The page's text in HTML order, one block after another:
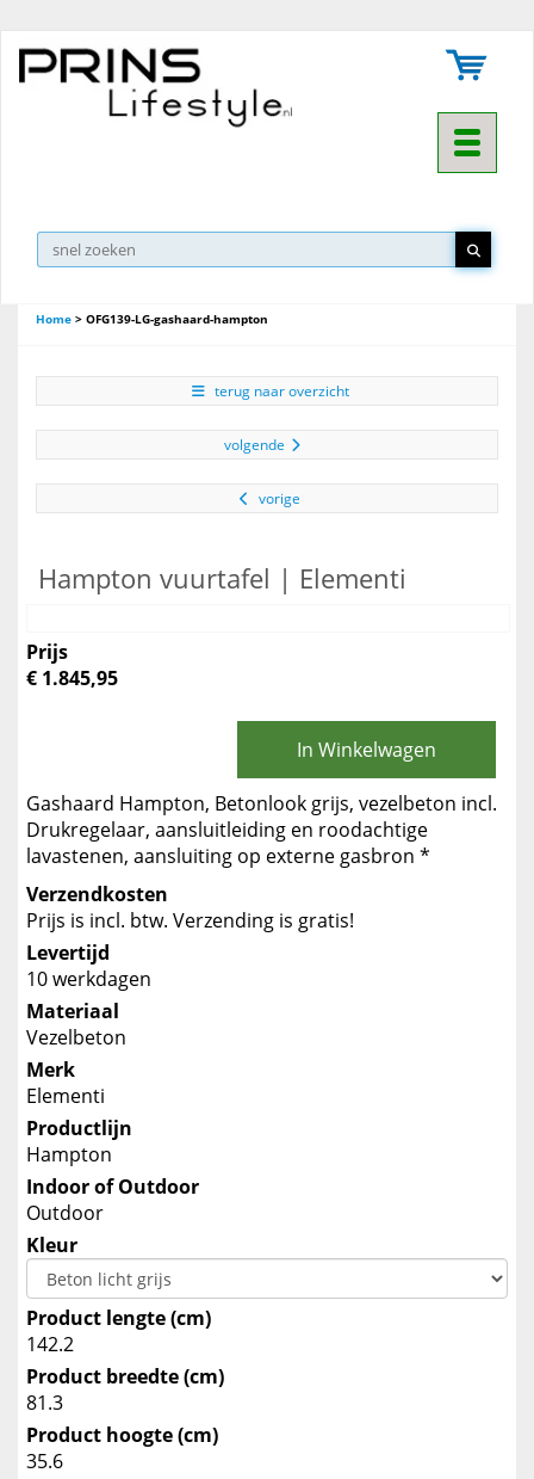
Toggle
Home > OFG139-LG-gashaard-hampton
terug naar overzicht
volgende
vorige
Hampton vuurtafel | Elementi
Prijs
€ 1.845,95
In Winkelwagen
Gashaard Hampton, Betonlook grijs, vezelbeton incl.
Drukregelaar, aansluitleiding en roodachtige
lavastenen, aansluiting op externe gasbron *
Verzendkosten
Prijs is incl. btw. Verzending is gratis!
Levertijd
10 werkdagen
Materiaal
Vezelbeton
Merk
Elementi
Productlijn
Hampton
Indoor of Outdoor
Outdoor
Kleur
Product lengte (cm)
142.2
Product breedte (cm)
81.3
Product hoogte (cm)
35.6